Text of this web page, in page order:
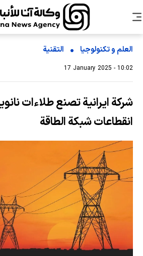
العلم و تکنولوجیا التقنیة
17 January 2025 - 10:02
شركة ايرانية تصنع طلاءات
انقطاعات شبكة الطاقة